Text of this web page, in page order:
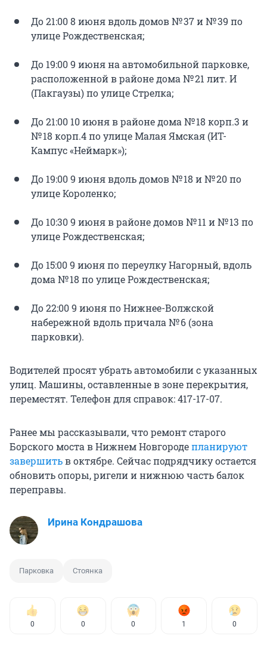
До 21:00 8 июня вдоль домов № 37 и № 39 по
улице Рождественская;
До 19:00 9 июня на автомобильной парковке,
расположенной в районе дома № 21 лит. И
(Пакгаузы) по улице Стрелка;
До 21:00 10 июня в районе дома № 18 корп.3 и
№ 18 корп.4 по улице Малая Ямская (ИТ-
Кампус «Неймарк»);
До 19:00 9 июня вдоль домов № 18 и № 20 по
улице Короленко;
До 10:30 9 июня в районе домов № 11 и № 13 по
улице Рождественская;
До 15:00 9 июня по переулку Нагорный, вдоль
дома № 18 по улице Рождественская;
До 22:00 9 июня по Нижнее-Волжской
набережной вдоль причала № 6 (зона
парковки).
Водителей просят убрать автомобили с указанных
улиц. Машины, оставленные в зоне перекрытия,
переместят. Телефон для справок: 417-17-07.
Ранее мы рассказывали, что ремонт старого
Борского моста в Нижнем Новгородепланируют
завершитьв октябре. Сейчас подрядчику остается
обновить опоры, ригели и нижнюю часть балок
переправы.
Ирина Кондрашова
Парковка Стоянка
0 0 0 1 0